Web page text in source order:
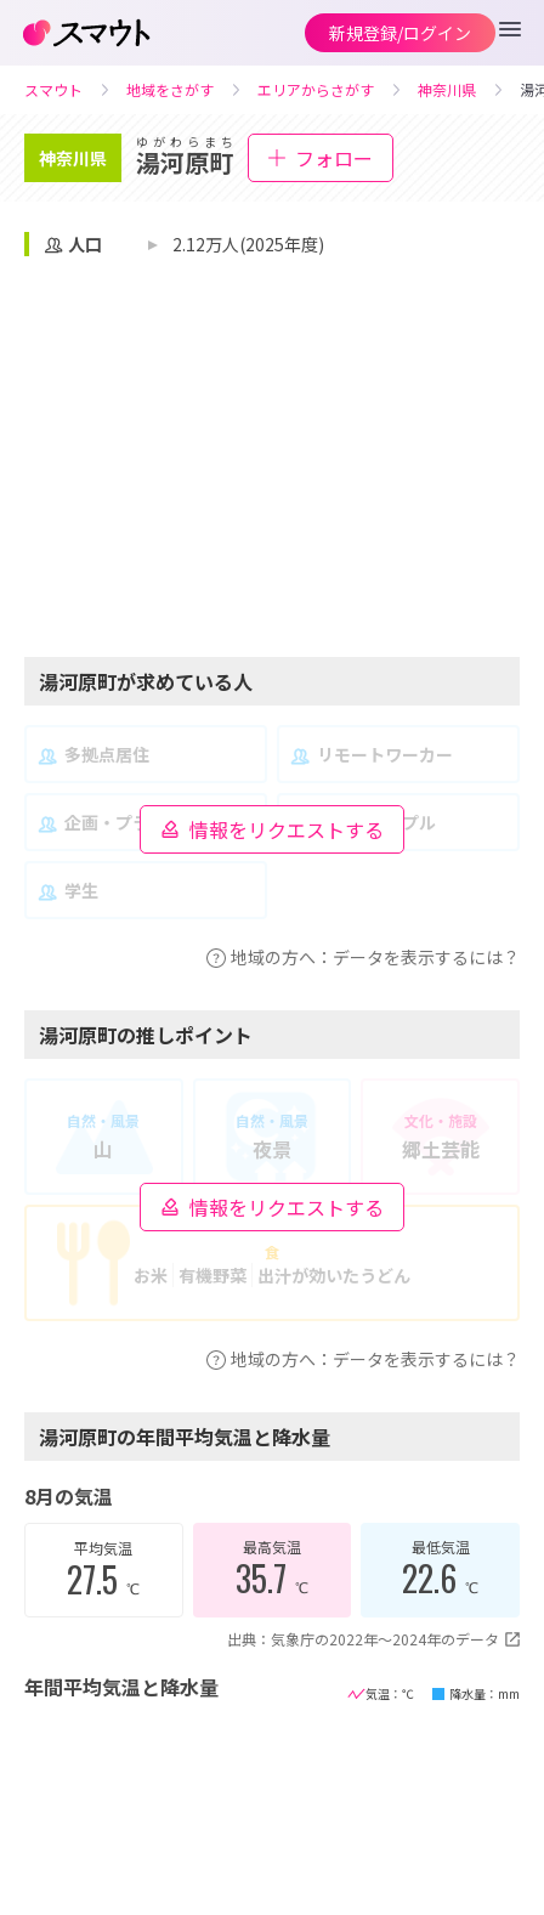
新規登録/ログイン
スマウト 地域をさがす エリアからさがす 神奈川県 湯
神奈川県
ゆがわらまち
湯河原町 フォロー
人口 2.12万人(2025年度)
湯河原町が求めている人
情報をリクエストする
多拠点居住 リモートワーカー
企画・プランナー 夫婦・カップル
学生
地域の方へ：データを表示するには？
湯河原町の推しポイント
情報をリクエストする
自然・風景
山
自然・風景
夜景
文化・施設
郷土芸能
食
お米 有機野菜 出汁が効いたうどん
地域の方へ：データを表示するには？
湯河原町の年間平均気温と降水量
8月の気温
平均気温
27.5℃
最高気温
35.7 ℃
最低気温
22.6℃
出典：気象庁の2022年〜2024年のデータ
年間平均気温と降水量 気温：℃ 降水量：mm